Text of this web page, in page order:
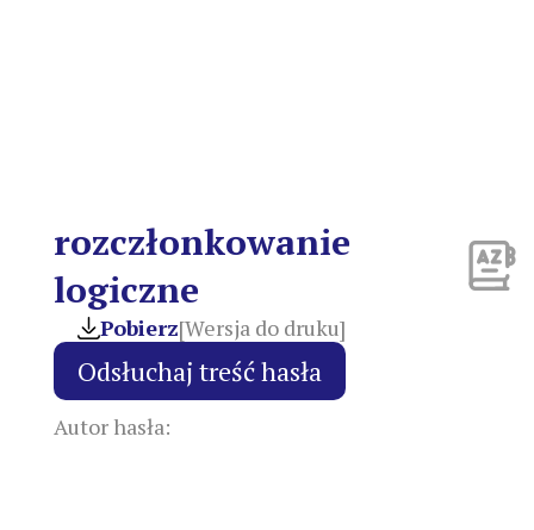
rozczłonkowanie
logiczne
Pobierz[Wersja do druku]
Autor hasła: